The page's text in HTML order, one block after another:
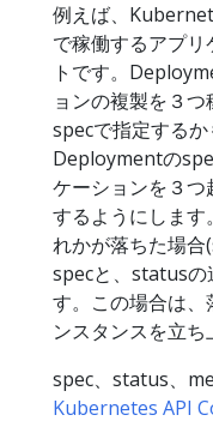
例えば、
で稼働するアプ
トです。
ョンの複製を３
specで指定する
Deploymentの
ケーションを３
するようにしま
れかが落ちた場
specと、statusの
す。この場合は、
ンスタンスを立ち
spec、status、
Kubernetes API